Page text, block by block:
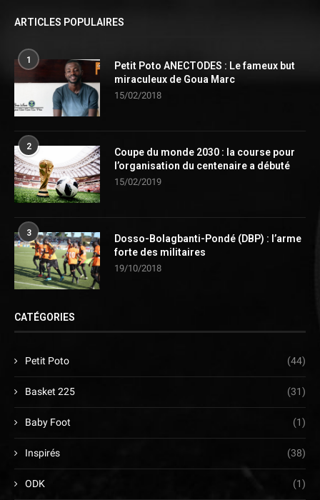
ARTICLES POPULAIRES
1
Petit Poto ANECTODES : Le fameux but
miraculeux de Goua Marc
15/02/2018
2
Coupe du monde 2030 : la course pour
l’organisation du centenaire a débuté
15/02/2019
3
Dosso-Bolagbanti-Pondé (DBP) : l’arme
forte des militaires
19/10/2018
CATÉGORIES
Petit Poto (44)
Basket 225 (31)
Baby Foot (1)
Inspirés (38)
ODK (1)